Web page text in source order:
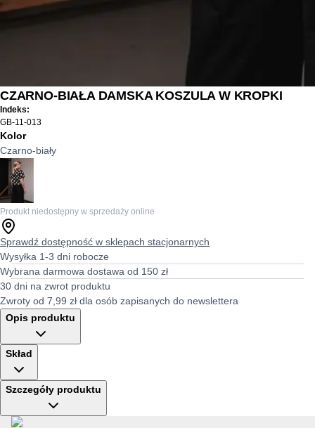
CZARNO-BIAŁA DAMSKA KOSZULA W KROPKI
Indeks:
GB-11-013
Kolor
Czarno-biały
Produkt niedostępny w sprzedaży online
Sprawdź dostępność w sklepach stacjonarnych
Wysyłka 1-3 dni robocze
Wybrana darmowa dostawa od 150 zł
30 dni na zwrot produktu
Zwroty od 7,99 zł dla osób zapisanych do newslettera
Opis produktu
Skład
Szczegóły produktu